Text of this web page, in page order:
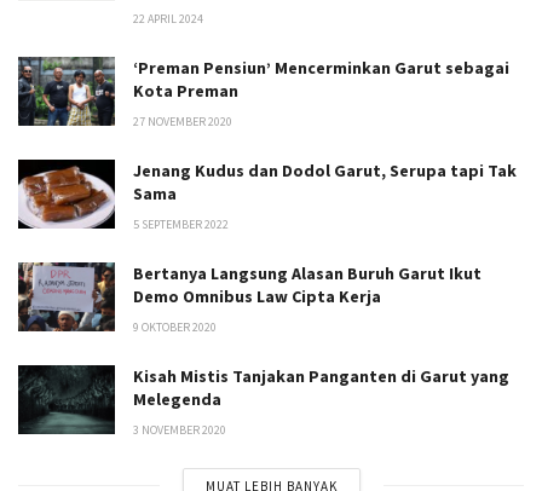
22 APRIL 2024
‘Preman Pensiun’ Mencerminkan Garut sebagai
Kota Preman
27 NOVEMBER 2020
Jenang Kudus dan Dodol Garut, Serupa tapi Tak
Sama
5 SEPTEMBER 2022
Bertanya Langsung Alasan Buruh Garut Ikut
Demo Omnibus Law Cipta Kerja
9 OKTOBER 2020
Kisah Mistis Tanjakan Panganten di Garut yang
Melegenda
3 NOVEMBER 2020
MUAT LEBIH BANYAK